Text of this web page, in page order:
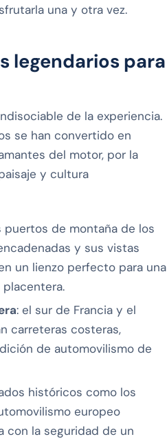
una y otra vez.
legendarios para
de la experiencia.
se han convertido en
del motor, por la
y cultura
puertos de montaña de los
y sus vistas
un lienzo perfecto para una
: el sur de Francia y el
carreteras costeras,
de automovilismo de
históricos como los
europeo
con la seguridad de un